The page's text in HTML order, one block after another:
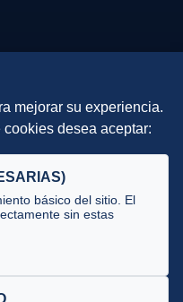
mejorar su experiencia.
desea aceptar:
básico del sitio. El
sin estas